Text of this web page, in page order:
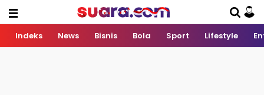
Indeks News Bisnis Bola Sport Lifestyle